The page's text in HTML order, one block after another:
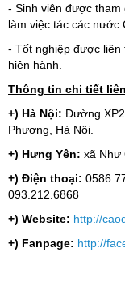
- Sinh viên được
làm việc tác các nước
- Tốt nghiệp được liên
hiện hành.
Thông tin chi tiết
+) Hà Nội: Đường
Phương, Hà Nội.
+) Hưng Yên: xã Như
+) Điện thoại:
093.212.6868
+) Website: http://
+) Fanpage: http://